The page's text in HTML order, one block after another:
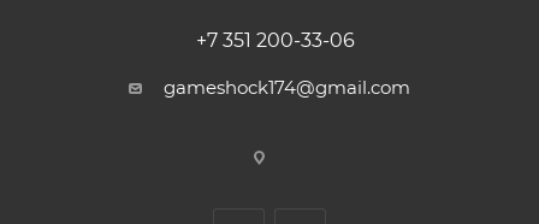
+7 351 200-33-06
gameshock174@gmail.com